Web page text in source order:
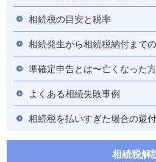
相続税の目安と税率
相続発生から相続税納付まで
準確定申告とは〜亡くなった
よくある相続失敗事例
相続税を払いすぎた場合の還
相続税解